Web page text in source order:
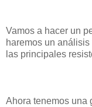
Vamos a hacer un
haremos un
las principales
Ahora tenemos una